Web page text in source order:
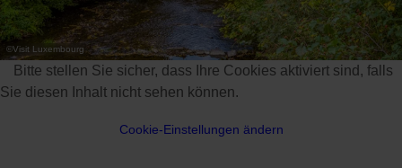
©Visit Luxembourg
Bitte stellen Sie sicher, dass Ihre Cookies aktiviert sind, falls
Sie diesen Inhalt nicht sehen können.
Cookie-Einstellungen ändern